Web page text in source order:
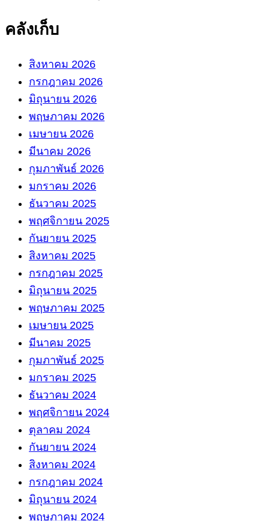
คลังเก็บ
สิงหาคม 2026
กรกฎาคม 2026
มิถุนายน 2026
พฤษภาคม 2026
เมษายน 2026
มีนาคม 2026
กุมภาพันธ์ 2026
มกราคม 2026
ธันวาคม 2025
พฤศจิกายน 2025
กันยายน 2025
สิงหาคม 2025
กรกฎาคม 2025
มิถุนายน 2025
พฤษภาคม 2025
เมษายน 2025
มีนาคม 2025
กุมภาพันธ์ 2025
มกราคม 2025
ธันวาคม 2024
พฤศจิกายน 2024
ตุลาคม 2024
กันยายน 2024
สิงหาคม 2024
กรกฎาคม 2024
มิถุนายน 2024
พฤษภาคม 2024